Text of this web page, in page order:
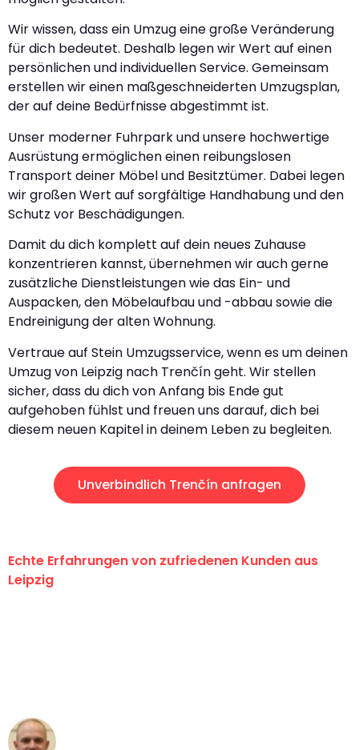
Wir wissen, dass ein Umzug eine große Veränderung
für dich bedeutet. Deshalb legen wir Wert auf einen
persönlichen und individuellen Service. Gemeinsam
erstellen wir einen maßgeschneiderten Umzugsplan,
der auf deine Bedürfnisse abgestimmt ist.
Unser moderner Fuhrpark und unsere hochwertige
Ausrüstung ermöglichen einen reibungslosen
Transport deiner Möbel und Besitztümer. Dabei legen
wir großen Wert auf sorgfältige Handhabung und den
Schutz vor Beschädigungen.
Damit du dich komplett auf dein neues Zuhause
konzentrieren kannst, übernehmen wir auch gerne
zusätzliche Dienstleistungen wie das Ein- und
Auspacken, den Möbelaufbau und -abbau sowie die
Endreinigung der alten Wohnung.
Vertraue auf Stein Umzugsservice, wenn es um deinen
Umzug von Leipzig nach Trenčín geht. Wir stellen
sicher, dass du dich von Anfang bis Ende gut
aufgehoben fühlst und freuen uns darauf, dich bei
diesem neuen Kapitel in deinem Leben zu begleiten.
Unverbindlich Trenčín anfragen
Echte Erfahrungen von zufriedenen Kunden aus
Leipzig